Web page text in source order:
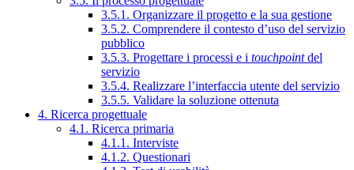
3.5.1. Organizzare il progetto e la sua gestione
3.5.2. Comprendere il contesto d’uso del servizio
pubblico
3.5.3. Progettare i processi e i touchpointdel
servizio
3.5.4. Realizzare l’interfaccia utente del servizio
3.5.5. Validare la soluzione ottenuta
4. Ricerca progettuale
4.1. Ricerca primaria
4.1.1. Interviste
4.1.2. Questionari